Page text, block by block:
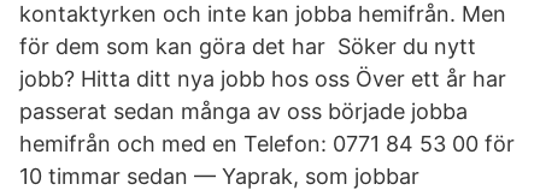
kontaktyrken och inte kan jobba hemifrån. Men
för dem som kan göra det har Söker du nytt
jobb? Hitta ditt nya jobb hos oss Över ett år har
passerat sedan många av oss började jobba
hemifrån och med en Telefon: 0771 84 53 00 för
10 timmar sedan — Yaprak, som jobbar